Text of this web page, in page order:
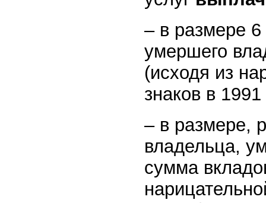
– в размере
умершего
(исходя из
знаков в 1991
– в размере,
владельца,
сумма